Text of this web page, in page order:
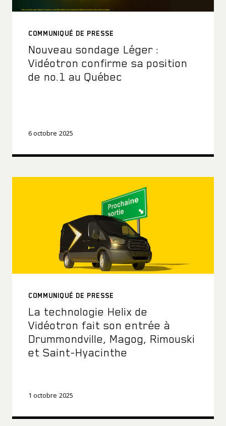
COMMUNIQUÉ DE PRESSE
Nouveau sondage Léger :
Vidéotron confirme sa position
de no.1 au Québec
6 octobre 2025
COMMUNIQUÉ DE PRESSE
La technologie Helix de
Vidéotron fait son entrée à
Drummondville, Magog, Rimouski
et Saint-Hyacinthe
1 octobre 2025